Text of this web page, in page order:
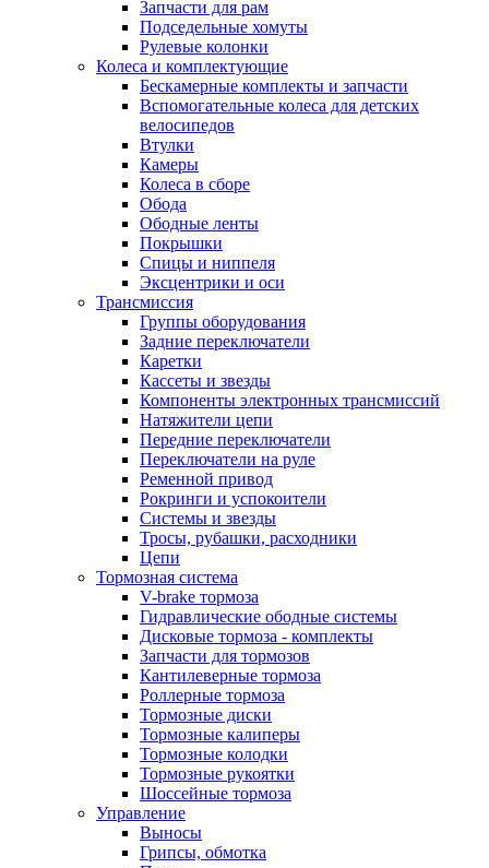
Запчасти для рам
Подседельные хомуты
Рулевые колонки
Колеса и комплектующие
Бескамерные комплекты и запчасти
Вспомогательные колеса для детских
велосипедов
Втулки
Камеры
Колеса в сборе
Обода
Ободные ленты
Покрышки
Спицы и ниппеля
Эксцентрики и оси
Трансмиссия
Группы оборудования
Задние переключатели
Каретки
Кассеты и звезды
Компоненты электронных трансмиссий
Натяжители цепи
Передние переключатели
Переключатели на руле
Ременной привод
Рокринги и успокоители
Системы и звезды
Тросы, рубашки, расходники
Цепи
Тормозная система
V-brake тормоза
Гидравлические ободные системы
Дисковые тормоза - комплекты
Запчасти для тормозов
Кантилеверные тормоза
Роллерные тормоза
Тормозные диски
Тормозные калиперы
Тормозные колодки
Тормозные рукоятки
Шоссейные тормоза
Управление
Выносы
Грипсы, обмотка